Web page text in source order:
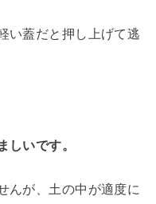
い蓋だと押し上げて逃
しいです。
んが、土の中が適度に